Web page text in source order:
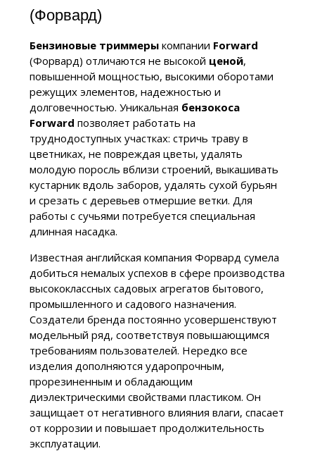
(Форвард)
Бензиновые триммерыкомпании Forward
(Форвард) отличаются не высокой ценой,
повышенной мощностью, высокими оборотами
режущих элементов, надежностью и
долговечностью. Уникальная бензокоса
Forward позволяет работать на
труднодоступных участках: стричь траву в
цветниках, не повреждая цветы, удалять
молодую поросль вблизи строений, выкашивать
кустарник вдоль заборов, удалять сухой бурьян
и срезать с деревьев отмершие ветки. Для
работы с сучьями потребуется специальная
длинная насадка.
Известная английская компания Форвард сумела
добиться немалых успехов в сфере производства
высококлассных садовых агрегатов бытового,
промышленного и садового назначения.
Создатели бренда постоянно усовершенствуют
модельный ряд, соответствуя повышающимся
требованиям пользователей. Нередко все
изделия дополняются ударопрочным,
прорезиненным и обладающим
диэлектрическими свойствами пластиком. Он
защищает от негативного влияния влаги, спасает
от коррозии и повышает продолжительность
эксплуатации.